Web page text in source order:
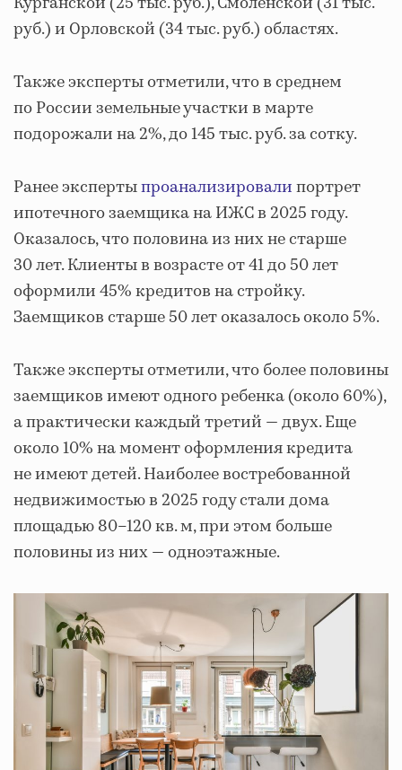
руб.) и Орловской (34 тыс. руб.) областях.
Также эксперты отметили, что в среднем
по России земельные участки в марте
подорожали на 2%, до 145 тыс. руб. за сотку.
Ранее экспертыпроанализировалипортрет
ипотечного заемщика на ИЖС в 2025 году.
Оказалось, что половина из них не старше
30 лет. Клиенты в возрасте от 41 до 50 лет
оформили 45% кредитов на стройку.
Заемщиков старше 50 лет оказалось около 5%.
Также эксперты отметили, что более половины
заемщиков имеют одного ребенка (около 60%),
а практически каждый третий — двух. Еще
около 10% на момент оформления кредита
не имеют детей. Наиболее востребованной
недвижимостью в 2025 году стали дома
площадью 80–120 кв. м, при этом больше
половины из них — одноэтажные.